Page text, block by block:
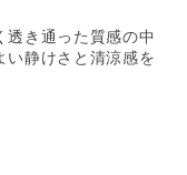
透き通った質感の中
い静けさと清涼感を